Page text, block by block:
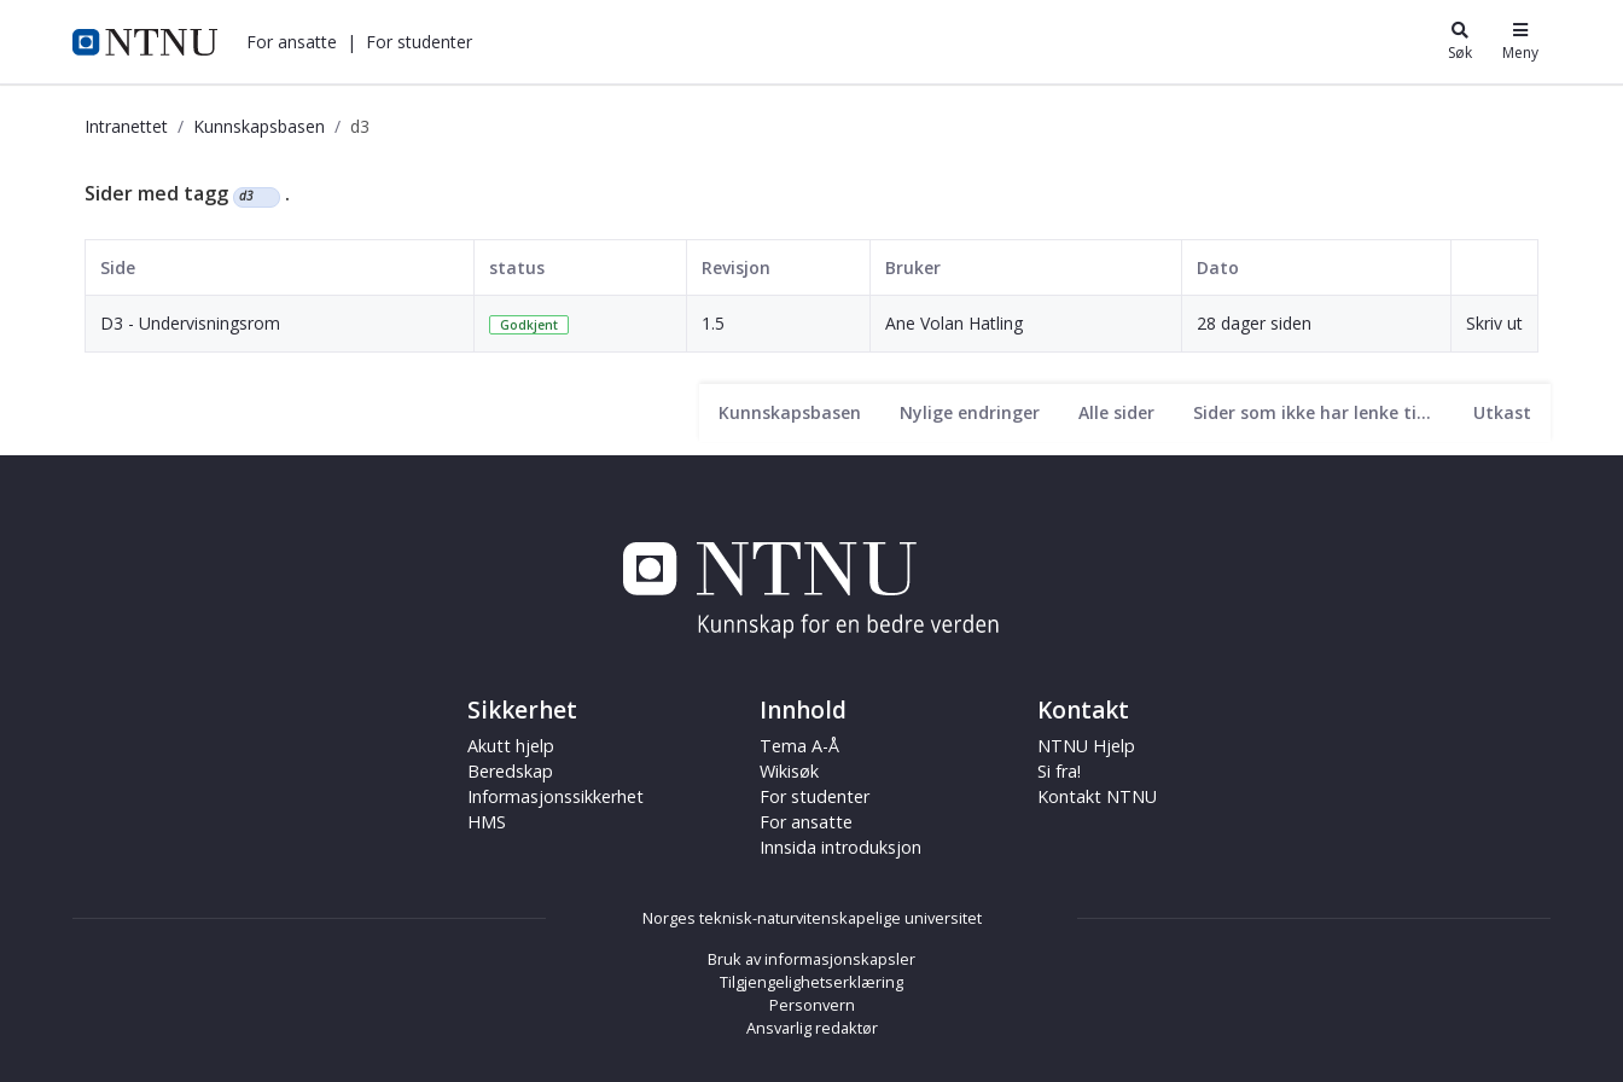
i.ntnu.no For ansatte | For studenter Søk Meny
Intranettet Kunnskapsbasen d3
Kunnskapsbasen
Kunnskapsbasen Nylige endringer Alle sider Sider som ikke har lenke til seg Utkast
Sider med tagg d3 .
Side status Revisjon Bruker Dato
D3 - Undervisningsrom Godkjent 1.5 Ane Volan Hatling 28 dager siden Skriv ut
Sikkerhet
Akutt hjelp
Beredskap
Informasjonssikkerhet
HMS
Innhold
Tema A-Å
Wikisøk
For studenter
For ansatte
Innsida introduksjon
Kontakt
NTNU Hjelp
Si fra!
Kontakt NTNU
Norges teknisk-naturvitenskapelige universitet
Bruk av informasjonskapsler
Tilgjengelighetserklæring
Personvern
Ansvarlig redaktør